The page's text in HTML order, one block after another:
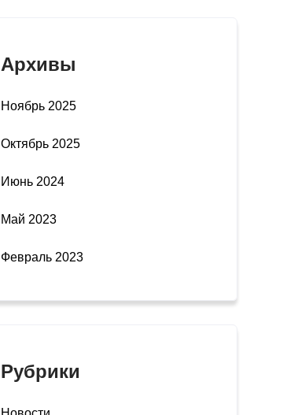
Архивы
Ноябрь 2025
Октябрь 2025
Июнь 2024
Май 2023
Февраль 2023
Рубрики